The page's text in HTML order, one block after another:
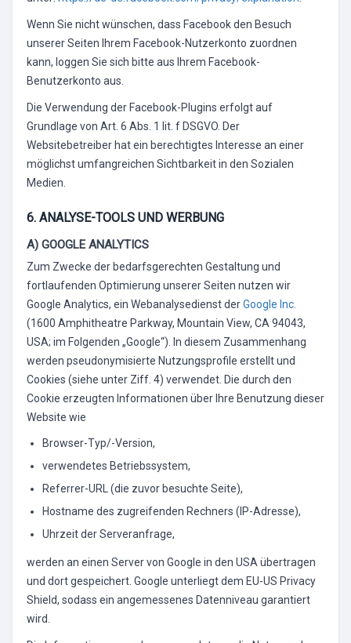
Wenn Sie nicht wünschen, dass Facebook den Besuch
unserer Seiten Ihrem Facebook-Nutzerkonto zuordnen
kann, loggen Sie sich bitte aus Ihrem Facebook-
Benutzerkonto aus.
Die Verwendung der Facebook-Plugins erfolgt auf
Grundlage von Art. 6 Abs. 1 lit. f DSGVO. Der
Websitebetreiber hat ein berechtigtes Interesse an einer
möglichst umfangreichen Sichtbarkeit in den Sozialen
Medien.
6. ANALYSE-TOOLS UND WERBUNG
A) GOOGLE ANALYTICS
Zum Zwecke der bedarfsgerechten Gestaltung und
fortlaufenden Optimierung unserer Seiten nutzen wir
Google Analytics, ein Webanalysedienst derGoogle Inc.
(1600 Amphitheatre Parkway, Mountain View, CA 94043,
USA; im Folgenden „Google“). In diesem Zusammenhang
werden pseudonymisierte Nutzungsprofile erstellt und
Cookies (siehe unter Ziff. 4) verwendet. Die durch den
Cookie erzeugten Informationen über Ihre Benutzung dieser
Website wie
Browser-Typ/-Version,
verwendetes Betriebssystem,
Referrer-URL (die zuvor besuchte Seite),
Hostname des zugreifenden Rechners (IP-Adresse),
Uhrzeit der Serveranfrage,
werden an einen Server von Google in den USA übertragen
und dort gespeichert. Google unterliegt dem EU-US Privacy
Shield, sodass ein angemessenes Datenniveau garantiert
wird.